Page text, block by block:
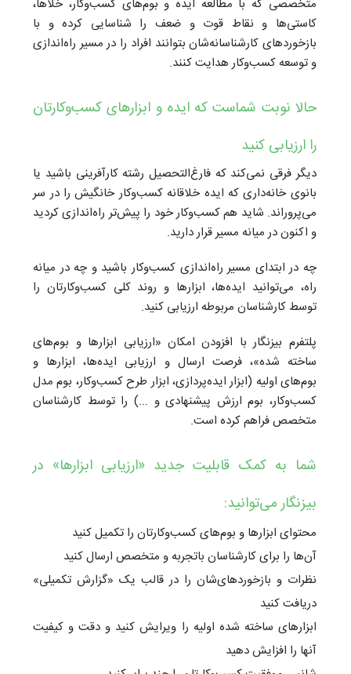
متخصصی که با مطالعه ایده و بوم‌های کسب‌وکار، خلا‌ها،
کاستی‌ها و نقاط قوت و ضعف را شناسایی کرده و با
بازخوردهای کارشناسانه‌شان بتوانند افراد را در مسیر راه‌اندازی
و توسعه کسب‌و‌کار هدایت کنند.
حالا نوبت شماست که ایده و ابزارهای کسب‌وکارتان
را ارزیابی کنید
دیگر فرقی نمی‌کند که فارغ‌التحصیل رشته کارآفرینی باشید یا
بانوی خانه‌داری که ایده‌ خلاقانه‌ کسب‌وکار خانگیش را در سر
می‌پروراند. شاید هم کسب‌و‌کار خود را پیش‌تر راه‌اندازی کردید
و اکنون در میانه مسیر قرار دارید.
چه در ابتدای مسیر راه‌اندازی کسب‌و‌کار باشید و چه در میانه
راه، می‌توانید ایده‌ها،‌ ابزارها و روند کلی کسب‌و‌کارتان را
توسط کارشناسان مربوطه ارزیابی کنید.
پلتفرم بیزنگار با افزودن امکان «ارزیابی ابزارها و بوم‌های
ساخته شده»، فرصت ارسال و ارزیابی ایده‌ها، ابزارها و
بوم‌های اولیه (ابزار ایده‌پردازی، ابزار طرح کسب‌و‌کار، بوم مدل
کسب‌و‌کار،‌ بوم ارزش پیشنهادی و ...)‌ را توسط کارشناسان
متخصص فراهم کرده است.
شما به کمک قابلیت جدید «ارزیابی ابزارها» در
بیزنگار می‌توانید:
محتوای ابزارها و بوم‌های کسب‌و‌کارتان را تکمیل کنید
آن‌ها را برای کارشناسان باتجربه و متخصص ارسال کنید
نظرات و بازخوردهای‌شان را در قالب یک «گزارش تکمیلی»
دریافت کنید
ابزارهای ساخته شده اولیه را ویرایش کنید و دقت و کیفیت
آنها را افزایش دهید